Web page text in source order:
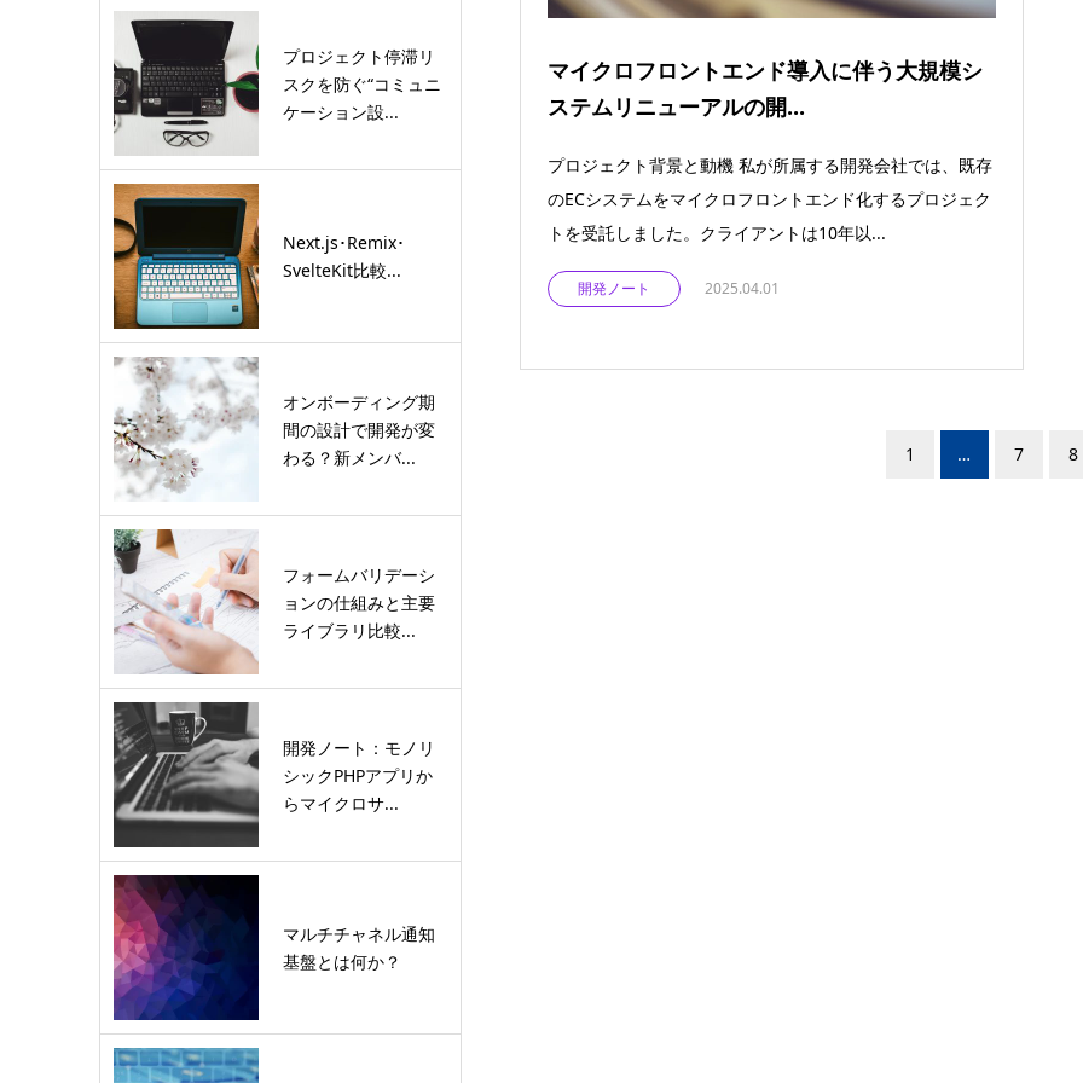
マイクロフロントエンド導入に伴う大規模シ
ステムリニューアルの開...
プロジェクト背景と動機 私が所属する開発会社では、既存
のECシステムをマイクロフロントエンド化するプロジェク
トを受託しました。クライアントは10年以...
開発ノート 2025.04.01
1 … 7 8
プロジェクト停滞リ
スクを防ぐ“コミュニ
ケーション設...
Next.js･Remix･
SvelteKit比較...
オンボーディング期
間の設計で開発が変
わる？新メンバ...
フォームバリデーシ
ョンの仕組みと主要
ライブラリ比較...
開発ノート：モノリ
シックPHPアプリか
らマイクロサ...
マルチチャネル通知
基盤とは何か？